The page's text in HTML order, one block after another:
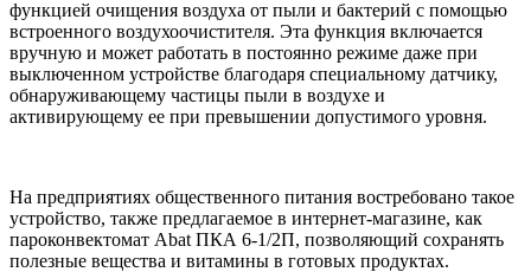
функцией очищения воздуха от пыли и бактерий с помощью
встроенного воздухоочистителя. Эта функция включается
вручную и может работать в постоянно режиме даже при
выключенном устройстве благодаря специальному датчику,
обнаруживающему частицы пыли в воздухе и
активирующему ее при превышении допустимого уровня.
На предприятиях общественного питания востребовано такое
устройство, также предлагаемое в интернет-магазине, как
пароконвектомат Abat ПКА 6-1/2П, позволяющий сохранять
полезные вещества и витамины в готовых продуктах.